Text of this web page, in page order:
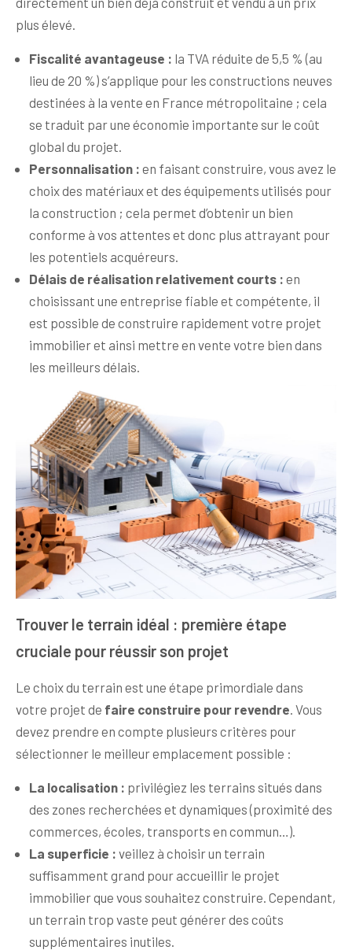
plus élevé.
Fiscalité avantageuse : la TVA réduite de 5,5 % (au
lieu de 20 %) s’applique pour les constructions neuves
destinées à la vente en France métropolitaine ; cela
se traduit par une économie importante sur le coût
global du projet.
Personnalisation : en faisant construire, vous avez le
choix des matériaux et des équipements utilisés pour
la construction ; cela permet d’obtenir un bien
conforme à vos attentes et donc plus attrayant pour
les potentiels acquéreurs.
Délais de réalisation relativement courts : en
choisissant une entreprise fiable et compétente, il
est possible de construire rapidement votre projet
immobilier et ainsi mettre en vente votre bien dans
les meilleurs délais.
Trouver le terrain idéal : première étape
cruciale pour réussir son projet
Le choix du terrain est une étape primordiale dans
votre projet de faire construire pour revendre . Vous
devez prendre en compte plusieurs critères pour
sélectionner le meilleur emplacement possible :
La localisation : privilégiez les terrains situés dans
des zones recherchées et dynamiques (proximité des
commerces, écoles, transports en commun…).
La superficie : veillez à choisir un terrain
suffisamment grand pour accueillir le projet
immobilier que vous souhaitez construire. Cependant,
un terrain trop vaste peut générer des coûts
supplémentaires inutiles.